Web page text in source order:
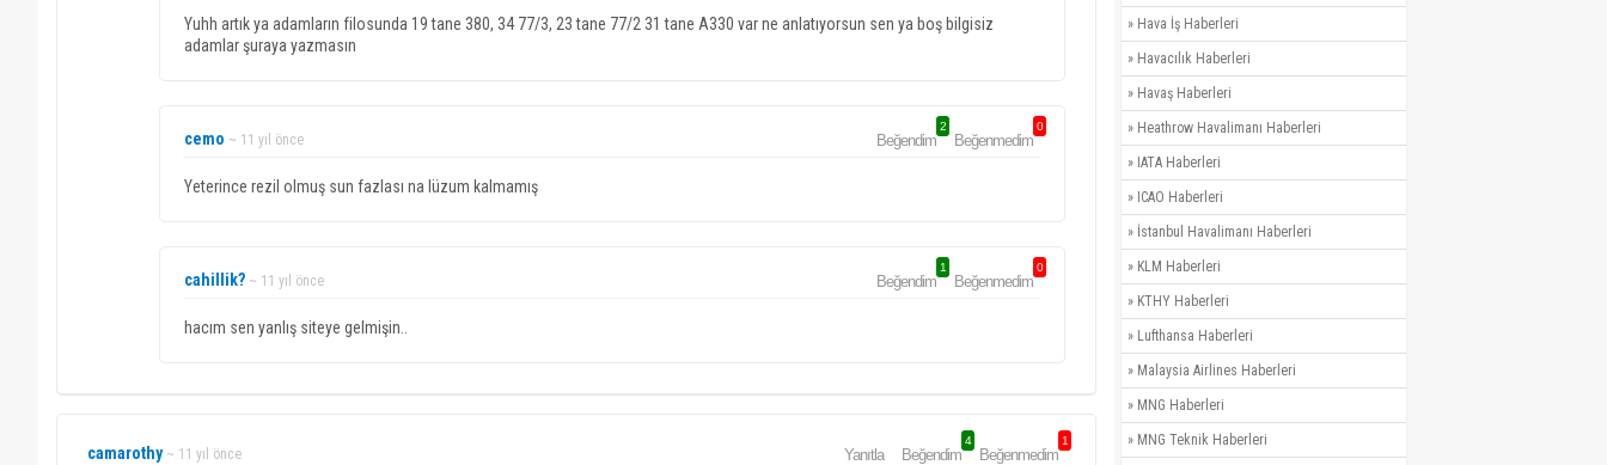
Yuhh artık ya adamların filosunda 19 tane 380, 34 77/3, 23 tane 77/2 31 tane A330 var ne anlatıyorsun sen ya boş bilgisiz
adamlar şuraya yazmasın
cemo ~ 11 yıl önce Beğendim
2
Beğenmedim
0
Yeterince rezil olmuş sun fazlası na lüzum kalmamış
cahillik? ~ 11 yıl önce Beğendim
1
Beğenmedim
0
hacım sen yanlış siteye gelmişin..
camarothy ~ 11 yıl önce Yanıtla Beğendim
4
Beğenmedim
1
» Hava İş Haberleri
» Havacılık Haberleri
» Havaş Haberleri
» Heathrow Havalimanı Haberleri
» IATA Haberleri
» ICAO Haberleri
» İstanbul Havalimanı Haberleri
» KLM Haberleri
» KTHY Haberleri
» Lufthansa Haberleri
» Malaysia Airlines Haberleri
» MNG Haberleri
» MNG Teknik Haberleri